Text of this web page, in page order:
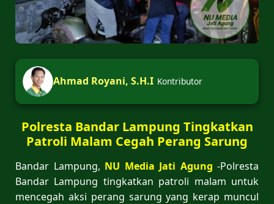
Ahmad Royani, S.H.I Kontributor
Polresta Bandar Lampung Tingkatkan
Patroli Malam Cegah Perang Sarung
Bandar Lampung, NU Media Jati Agung -Polresta
Bandar Lampung tingkatkan patroli malam untuk
mencegah aksi perang sarung yang kerap muncul